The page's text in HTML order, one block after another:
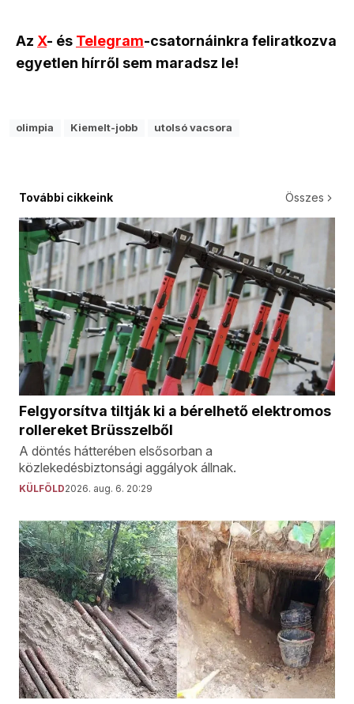
Az X- és Telegram-csatornáinkra feliratkozva
egyetlen hírről sem maradsz le!
olimpia Kiemelt-jobb utolsó vacsora
További cikkeink Összes
Felgyorsítva tiltják ki a bérelhető elektromos
rollereket Brüsszelből
A döntés hátterében elsősorban a
közlekedésbiztonsági aggályok állnak.
KÜLFÖLD2026. aug. 6. 20:29